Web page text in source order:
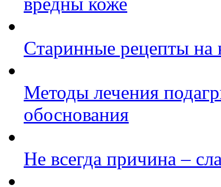
Cтаринные рецепты на
Методы лечения
обоснования
Не всегда причина –